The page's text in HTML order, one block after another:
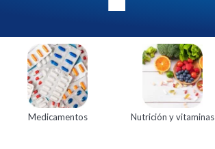
Medicamentos Nutrición y vitaminas